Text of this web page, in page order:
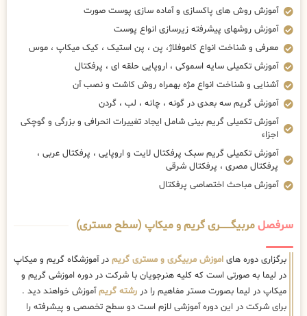
آموزش روش های پاکسازی و آماده سازی پوست صورت
آموزش روشهای پیشرفته زیرسازی انواع پوست
معرفی و شناخت انواع کاموفلاژ، پن ، پن استیک ، کیک میکاپ ، موس
آموزش تکمیلی سایه اسموکی ، اروپایی حلقه ای ، پرفکتال
آشنایی و شناخت انواع مژه بهمراه روش کاشت و نصب آن
آموزش گریم سه بعدی در گونه ، چانه ، لب ، گردن
آموزش تکمیلی گریم بینی شامل ایجاد تغییرات انحرافی و بزرگی و گوچکی
اجزاء
آموزش تکمیلی گریم سبک پرفکتال لایت و اروپایی ، پرفکتال عربی ،
پرفکتال مصری ، پرفکتال شرقی
آموزش مباحث اختصاصی پرفکتال
سرفصلمربیگــــــــری گریم و میکاپ (سطح مستری)
برگزاری دوره های اموزش مربیگری و مستری گریم در آموزشگاه گریم و میکاپ
در لیما به صورتی است که کلیه هنرجویان با شرکت در دوره اموزشی گریم و
میکاپ در لیما بصورت مستر مفاهیم را در رشته گریمآموزش خواهند دید .
برای شرکت در این دوره آموزشی لازم است دو سطح تخصصی و پیشرفته را